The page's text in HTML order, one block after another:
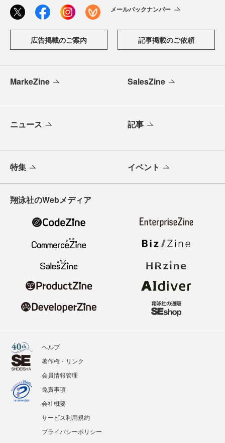
メールバックナンバー
広告掲載のご案内 記事掲載のご依頼
MarkeZine SalesZine
ニュース 記事
特集 イベント
翔泳社のWebメディア
ヘルプ
著作権・リンク
会員情報管理
免責事項
会社概要
サービス利用規約
プライバシーポリシー